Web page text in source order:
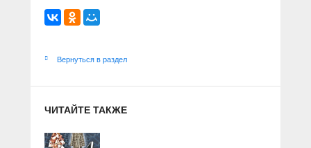
Вернуться в раздел
ЧИТАЙТЕ ТАКЖЕ